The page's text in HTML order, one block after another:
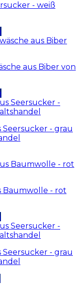
- weiß
aus Biber von
- grau
Baumwolle - rot
- grau